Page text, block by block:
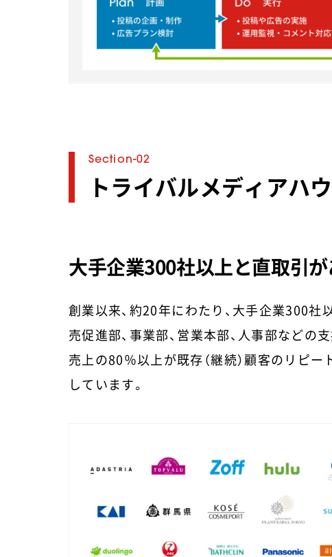
トライバルメディアハ
大手企業300社以上と直取引
創業以来、約20年にわたり、大手企業300社
売促進部、事業部、営業本部、人事部などの
売上の80％以上が既存（継続）顧客のリピ
しています。